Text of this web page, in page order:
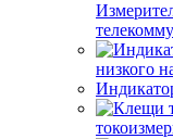
низкого